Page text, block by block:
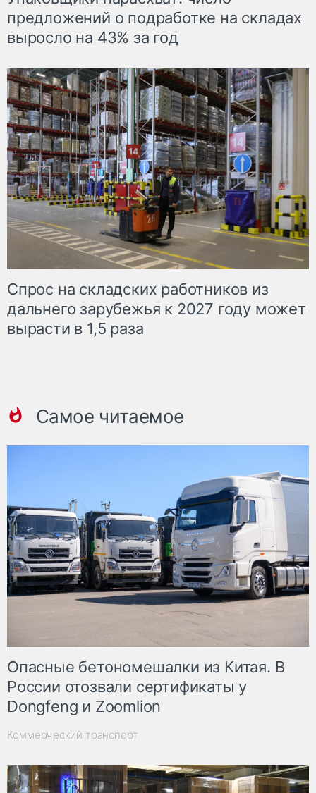
предложений о подработке на складах
выросло на 43% за год
Спрос на складских работников из
дальнего зарубежья к 2027 году может
вырасти в 1,5 раза
Самое читаемое
Опасные бетономешалки из Китая. В
России отозвали сертификаты у
Dongfeng и Zoomlion
Коммерческий транспорт